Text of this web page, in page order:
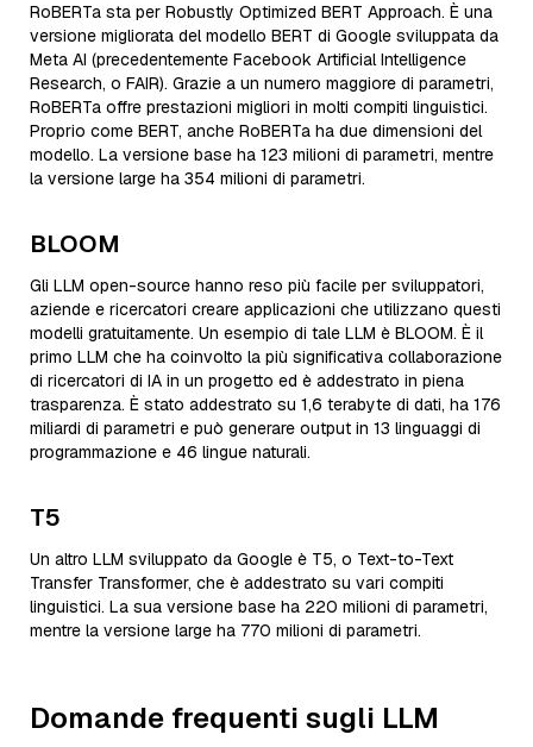
RoBERTa sta per Robustly Optimized BERT Approach. È una
versione migliorata del modello BERT di Google sviluppata da
Meta AI (precedentemente Facebook Artificial Intelligence
Research, o FAIR). Grazie a un numero maggiore di parametri,
RoBERTa offre prestazioni migliori in molti compiti linguistici.
Proprio come BERT, anche RoBERTa ha due dimensioni del
modello. La versione base ha 123 milioni di parametri, mentre
la versione large ha 354 milioni di parametri.
BLOOM
Gli LLM open-source hanno reso più facile per sviluppatori,
aziende e ricercatori creare applicazioni che utilizzano questi
modelli gratuitamente. Un esempio di tale LLM è BLOOM. È il
primo LLM che ha coinvolto la più significativa collaborazione
di ricercatori di IA in un progetto ed è addestrato in piena
trasparenza. È stato addestrato su 1,6 terabyte di dati, ha 176
miliardi di parametri e può generare output in 13 linguaggi di
programmazione e 46 lingue naturali.
T5
Un altro LLM sviluppato da Google è T5, o Text-to-Text
Transfer Transformer, che è addestrato su vari compiti
linguistici. La sua versione base ha 220 milioni di parametri,
mentre la versione large ha 770 milioni di parametri.
Domande frequenti sugli LLM